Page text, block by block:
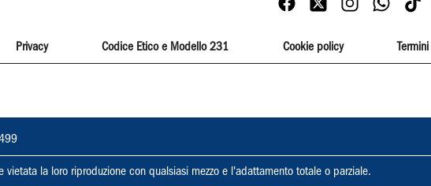
Privacy Codice Etico e Modello 231 Cookie policy
la loro riproduzione con qualsiasi mezzo e l'adattamento totale o parziale.